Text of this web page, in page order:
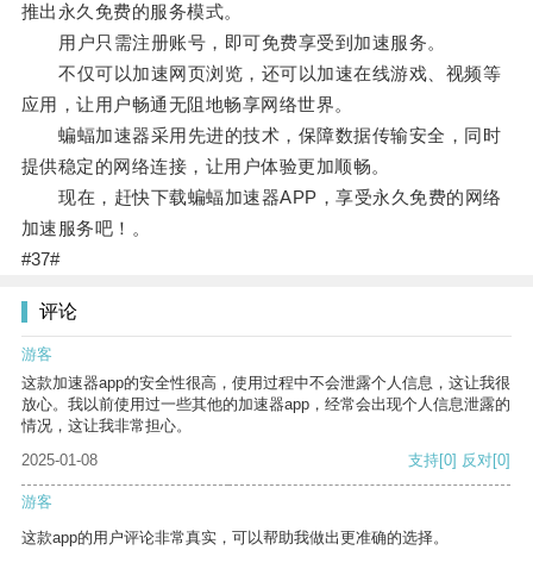
推出永久免费的服务模式。
用户只需注册账号，即可免费享受到加速服务。
不仅可以加速网页浏览，还可以加速在线游戏、视频等
应用，让用户畅通无阻地畅享网络世界。
蝙蝠加速器采用先进的技术，保障数据传输安全，同时
提供稳定的网络连接，让用户体验更加顺畅。
现在，赶快下载蝙蝠加速器APP，享受永久免费的网络
加速服务吧！。
#37#
评论
游客
这款加速器app的安全性很高，使用过程中不会泄露个人信息，这让我很
放心。我以前使用过一些其他的加速器app，经常会出现个人信息泄露的
情况，这让我非常担心。
2025-01-08
支持[0] 反对[0]
游客
这款app的用户评论非常真实，可以帮助我做出更准确的选择。